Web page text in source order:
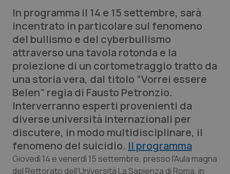
Lettere al direttore
Edizioni Regionali
QS Pro
Professionisti Sanitari.AI
Abruzzo
Basilicata
Calabria
QS Pro Gold
Artrite & artrosi
Asma & BPCO
QS Club Newsletter
In programma il 14 e 15 settembre, sarà
incentrato in particolare sul fenomeno
del bullismo e del cyberbullismo
attraverso una tavola rotonda e la
proiezione di un cortometraggio tratto da
una storia vera, dal titolo “Vorrei essere
Belen” regia di Fausto Petronzio.
Interverranno esperti provenienti da
diverse università internazionali per
discutere, in modo multidisciplinare, il
fenomeno del suicidio. Il programma
Giovedì 14 e venerdì 15 settembre, presso l'Aula magna
del Rettorato dell’Università La Sapienza di Roma, in